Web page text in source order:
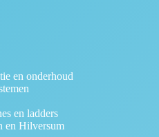
en onderhoud
en ladders
en Hilversum